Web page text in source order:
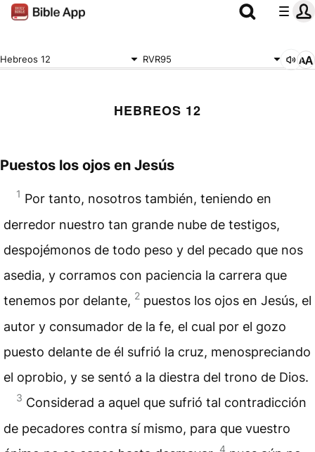
Hebreos 12 RVR95
HEBREOS 12
Puestos los ojos en Jesús
1 Por tanto, nosotros también, teniendo en
derredor nuestro tan grande nube de testigos,
despojémonos de todo peso y del pecado que nos
asedia, y corramos con paciencia la carrera que
tenemos por delante, 2 puestos los ojos en Jesús, el
autor y consumador de la fe, el cual por el gozo
puesto delante de él sufrió la cruz, menospreciando
el oprobio, y se sentó a la diestra del trono de Dios.
3 Considerad a aquel que sufrió tal contradicción
de pecadores contra sí mismo, para que vuestro
4